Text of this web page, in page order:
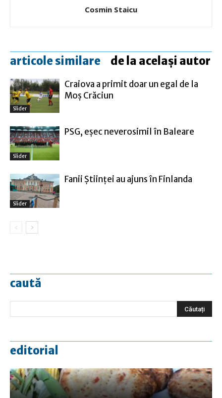
Cosmin Staicu
articole similare de la același autor
Slider
Craiova a primit doar un egal de la
Moş Crăciun
Slider
PSG, eşec neverosimil în Baleare
Slider
Fanii Ştiinţei au ajuns în Finlanda
caută
editorial